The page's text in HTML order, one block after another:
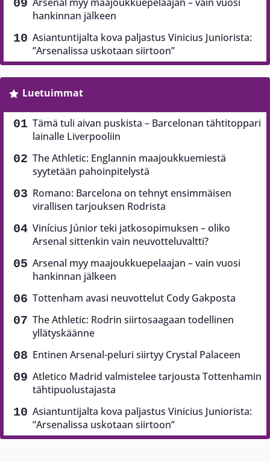
Arsenal myy maajoukkuepelaajan – vain vuosi
hankinnan jälkeen
Asiantuntijalta kova paljastus Vinicius Juniorista:
”Arsenalissa uskotaan siirtoon”
Luetuimmat
Tämä tuli aivan puskista – Barcelonan tähtitoppari
lainalle Liverpooliin
The Athletic: Englannin maajoukkuemiestä
syytetään pahoinpitelystä
Romano: Barcelona on tehnyt ensimmäisen
virallisen tarjouksen Rodrista
Vinícius Júnior teki jatkosopimuksen – oliko
Arsenal sittenkin vain neuvotteluvaltti?
Arsenal myy maajoukkuepelaajan – vain vuosi
hankinnan jälkeen
Tottenham avasi neuvottelut Cody Gakposta
The Athletic: Rodrin siirtosaagaan todellinen
yllätyskäänne
Entinen Arsenal-peluri siirtyy Crystal Palaceen
Atletico Madrid valmistelee tarjousta Tottenhamin
tähtipuolustajasta
Asiantuntijalta kova paljastus Vinicius Juniorista:
”Arsenalissa uskotaan siirtoon”